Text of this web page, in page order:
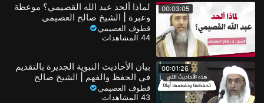
00:03:05
لماذا ألحد عبد الله القصيمي؟ موعظة
وعبرة | الشيخ صالح العصيمي
قطوف العصيمي
44 المشاهدات
00:01:26
بيان الأحاديث النبوية الجديرة بالتقديم
في الحفظ والفهم | الشيخ صالح
العصيمي
قطوف العصيمي
43 المشاهدات